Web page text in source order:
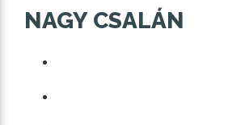
NAGY CSALÁN